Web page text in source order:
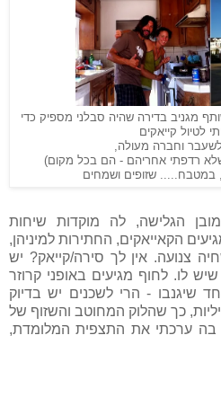
מגניב בדירה שהיה סבלני מספיק כדי
לטיול קייאקים
לשעבר וחברה מעולה,
שלא רדפתי אחריהם - הם בכל מקום)
במטבח..... שזופים ושמחים
הגלישה, לה מוקדות שיחות
הקאייאקים, החתירות למיניהן,
צנועה. אין לך סירה/קייאק? יש
לו. לחוף מגיעים באופני קרוזר
שיגנבו - הרי לשכנים יש בדיוק
כך שהלוק המחוטב והשזוף של
בה ערכתי את התצפית המלומדת,